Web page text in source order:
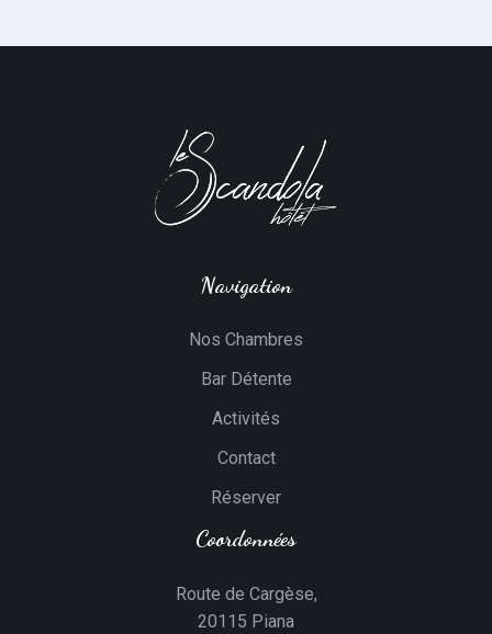
Navigation
Nos Chambres
Bar Détente
Activités
Contact
Réserver
Coordonnées
Route de Cargèse,
20115 Piana